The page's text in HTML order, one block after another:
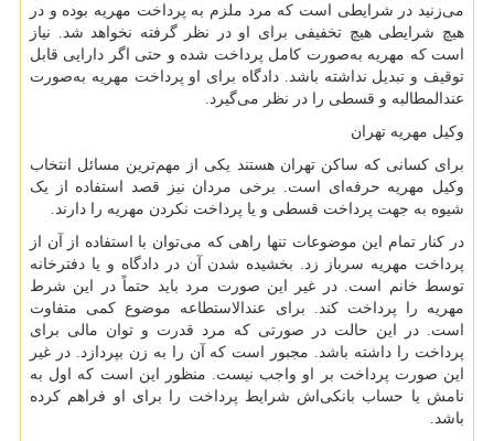
می‌زنید در شرایطی است که مرد ملزم به پرداخت مهریه بوده و در
هیچ شرایطی هیچ تخفیفی برای او در نظر گرفته نخواهد شد. نیاز
است که مهریه به‌صورت کامل پرداخت شده و حتی اگر دارایی قابل
توقیف و تبدیل نداشته باشد. دادگاه برای او پرداخت مهریه به‌صورت
عندالمطالبه و قسطی را در نظر می‌گیرد.
وکیل مهریه تهران
برای کسانی که ساکن تهران هستند یکی از مهم‌ترین مسائل انتخاب
وکیل مهریه حرفه‌ای است. برخی مردان نیز قصد استفاده از یک
شیوه به جهت پرداخت قسطی و یا پرداخت نکردن مهریه را دارند.
در کنار تمام این موضوعات تنها راهی که می‌توان با استفاده از آن از
پرداخت مهریه سرباز زد. بخشیده شدن آن در دادگاه و یا دفترخانه
توسط خانم است. در غیر این صورت مرد باید حتماً در این شرط
مهریه را پرداخت کند. برای عندالاستطاعه موضوع کمی متفاوت
است. در این حالت در صورتی که مرد قدرت و توان مالی برای
پرداخت را داشته باشد. مجبور است که آن را به زن بپردازد. در غیر
این صورت پرداخت بر او واجب نیست. منظور این است که اول به
نامش یا حساب بانکی‌اش شرایط پرداخت را برای او فراهم کرده
باشد.